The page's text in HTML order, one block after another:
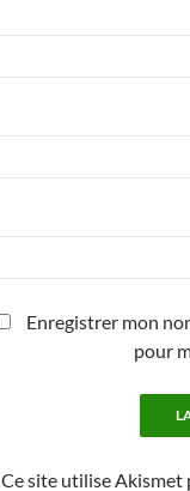
Enregistrer mon
pour
Ce site utilise Akismet